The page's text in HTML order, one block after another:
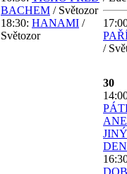
BACHEM / Světozor
18:30: HANAMI /
Světozor
/
30
JINÝ
DEN